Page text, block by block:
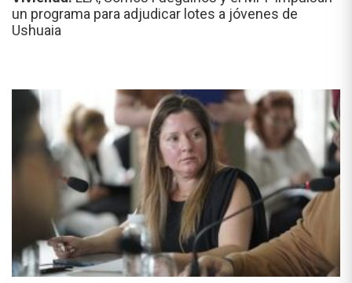
un programa para adjudicar lotes a jóvenes de
Ushuaia